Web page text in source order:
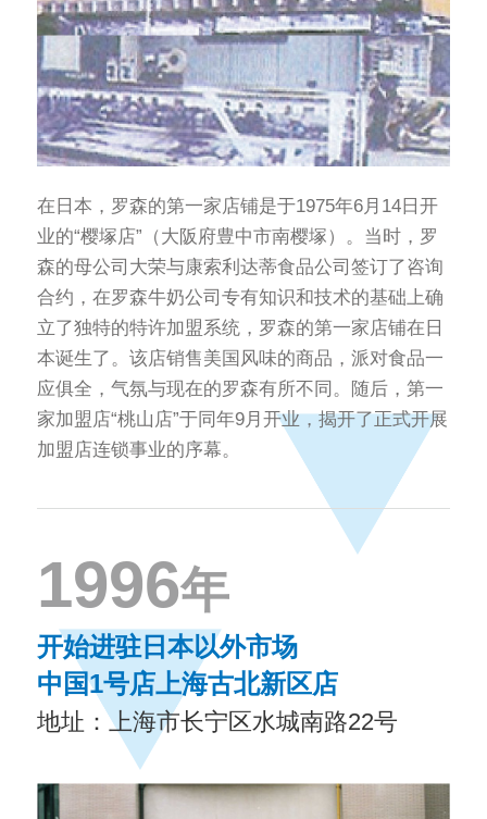
在日本，罗森的第一家店铺是于1975年6月14日开
业的“樱塚店”（大阪府豊中市南樱塚）。当时，罗
森的母公司大荣与康索利达蒂食品公司签订了咨询
合约，在罗森牛奶公司专有知识和技术的基础上确
立了独特的特许加盟系统，罗森的第一家店铺在日
本诞生了。该店销售美国风味的商品，派对食品一
应俱全，气氛与现在的罗森有所不同。随后，第一
家加盟店“桃山店”于同年9月开业，揭开了正式开展
加盟店连锁事业的序幕。
1996年
开始进驻日本以外市场
中国1号店上海古北新区店
地址：上海市长宁区水城南路22号